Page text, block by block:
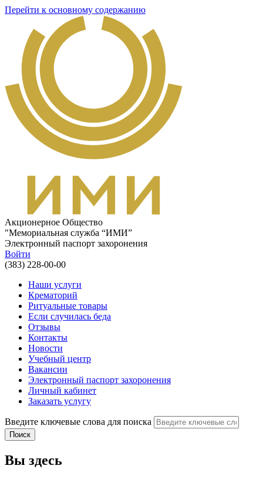
Перейти к основному содержанию
Акционерное Общество
"Мемориальная служба “ИМИ”
Электронный паспорт захоронения
Войти
(383) 228-00-00
Наши услуги
Крематорий
Ритуальные товары
Если случилась беда
Отзывы
Контакты
Новости
Учебный центр
Вакансии
Электронный паспорт захоронения
Личный кабинет
Заказать услугу
Введите ключевые слова для поиска
Вы здесь